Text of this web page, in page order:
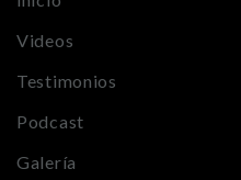
Videos
Testimonios
Podcast
Galería